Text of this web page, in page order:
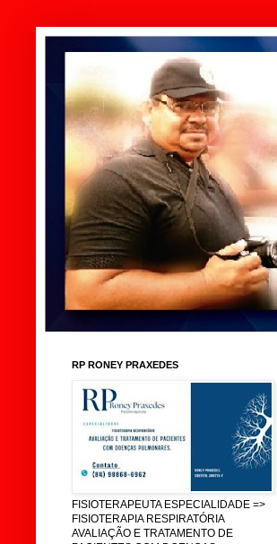
RP RONEY PRAXEDES
FISIOTERAPEUTA ESPECIALIDADE =>
FISIOTERAPIA RESPIRATÓRIA
AVALIAÇÃO E TRATAMENTO DE